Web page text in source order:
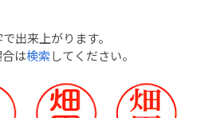
出来上がります。
は検索してください。